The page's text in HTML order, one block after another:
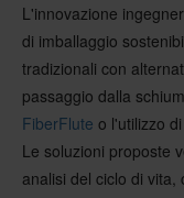
L'innovazione
di imballaggio
tradizionali con
passaggio dalla
FiberFlute o l'utilizzo
Le soluzioni proposte
analisi del ciclo di vita,